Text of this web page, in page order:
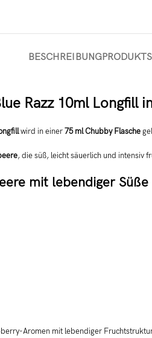
BESCHREIBUNG
Razz 10ml Longfill
wird in einer75 ml Chubby Flasche
, die süß, leicht säuerlich und intensiv
mit lebendiger Süße
Aromen mit lebendiger